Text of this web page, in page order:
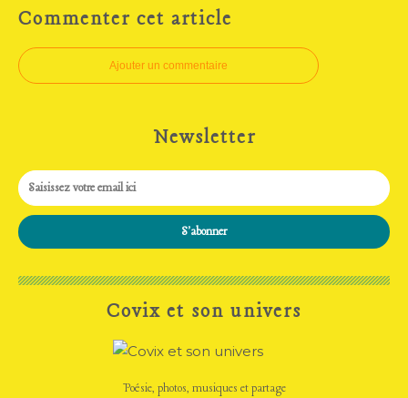
Commenter cet article
Ajouter un commentaire
Newsletter
Covix et son univers
Poésie, photos, musiques et partage